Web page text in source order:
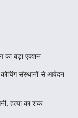
का बड़ा एक्शन
संस्थानों से आवेदन
हत्या का शक